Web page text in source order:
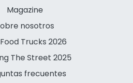
Magazine
nosotros
Trucks 2026
The Street 2025
frecuentes